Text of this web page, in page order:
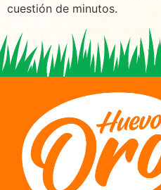
cuestión de minutos.